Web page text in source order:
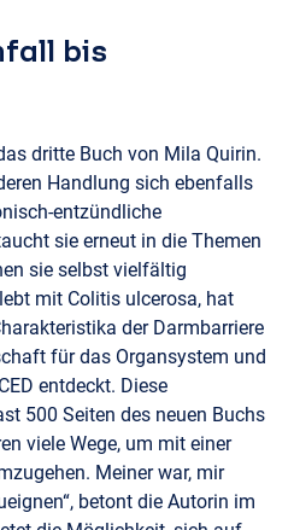
bis
dritte Buch von Mila Quirin.
Handlung sich ebenfalls
entzündliche
sie erneut in die Themen
sie selbst vielfältig
mit Colitis ulcerosa, hat
der Darmbarriere
für das Organsystem und
entdeckt. Diese
500 Seiten des neuen Buchs
viele Wege, um mit einer
Meiner war, mir
betont die Autorin im